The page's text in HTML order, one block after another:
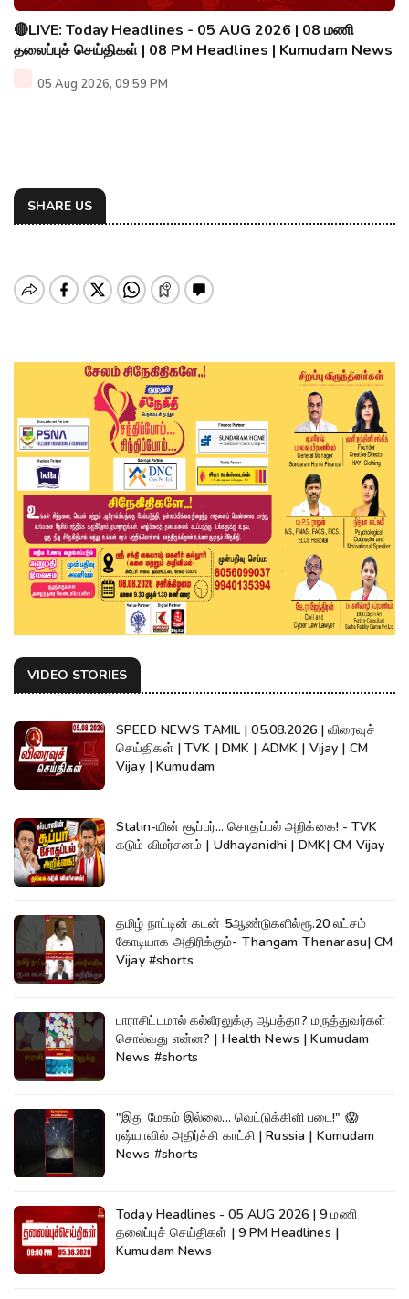
🔴LIVE: Today Headlines - 05 AUG 2026 | 08 மணி
தலைப்புச் செய்திகள் | 08 PM Headlines | Kumudam News
05 Aug 2026, 09:59 PM
SHARE US
VIDEO STORIES
SPEED NEWS TAMIL | 05.08.2026 | விரைவுச்
செய்திகள் | TVK | DMK | ADMK | Vijay | CM
Vijay | Kumudam
Stalin-யின் சூப்பர்... சொதப்பல் அறிக்கை! - TVK
கடும் விமர்சனம் | Udhayanidhi | DMK| CM Vijay
தமிழ் நாட்டின் கடன் 5ஆண்டுகளில்ரூ.20 லட்சம்
கோடியாக அதிரிக்கும்- Thangam Thenarasu| CM
Vijay #shorts
பாராசிட்டமால் கல்லீரலுக்கு ஆபத்தா? மருத்துவர்கள்
சொல்வது என்ன? | Health News | Kumudam
News #shorts
"இது மேகம் இல்லை... வெட்டுக்கிளி படை!" 😱
ரஷ்யாவில் அதிர்ச்சி காட்சி | Russia | Kumudam
News #shorts
Today Headlines - 05 AUG 2026 | 9 மணி
தலைப்புச் செய்திகள் | 9 PM Headlines |
Kumudam News